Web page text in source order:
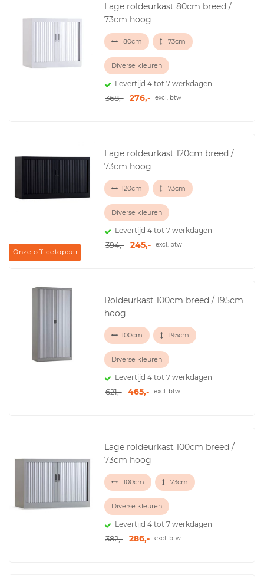
Lage roldeurkast 80cm breed /
73cm hoog
80cm 73cm
Diverse kleuren
Levertijd 4 tot 7 werkdagen
368,- 276,- excl. btw
Onze officetopper
Lage roldeurkast 120cm breed /
73cm hoog
120cm 73cm
Diverse kleuren
Levertijd 4 tot 7 werkdagen
394,- 245,- excl. btw
Roldeurkast 100cm breed / 195cm
hoog
100cm 195cm
Diverse kleuren
Levertijd 4 tot 7 werkdagen
621,- 465,- excl. btw
Lage roldeurkast 100cm breed /
73cm hoog
100cm 73cm
Diverse kleuren
Levertijd 4 tot 7 werkdagen
382,- 286,- excl. btw